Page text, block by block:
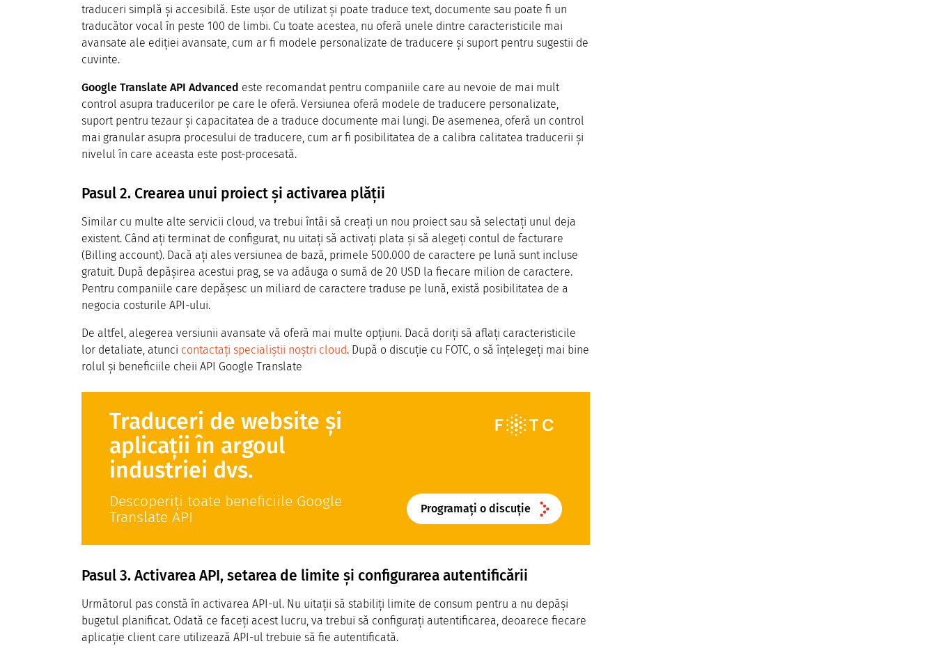
traduceri simplă și accesibilă. Este ușor de utilizat și poate traduce text, documente sau poate fi un
traducător vocal în peste 100 de limbi. Cu toate acestea, nu oferă unele dintre caracteristicile mai
avansate ale ediției avansate, cum ar fi modele personalizate de traducere și suport pentru sugestii de
cuvinte.
Google Translate API Advanced este recomandat pentru companiile care au nevoie de mai mult
control asupra traducerilor pe care le oferă. Versiunea oferă modele de traducere personalizate,
suport pentru tezaur și capacitatea de a traduce documente mai lungi. De asemenea, oferă un control
mai granular asupra procesului de traducere, cum ar fi posibilitatea de a calibra calitatea traducerii și
nivelul în care aceasta este post-procesată.
Pasul 2. Crearea unui proiect și activarea plății
Similar cu multe alte servicii cloud, va trebui întâi să creați un nou proiect sau să selectați unul deja
existent. Când ați terminat de configurat, nu uitați să activați plata și să alegeți contul de facturare
(Billing account). Dacă ați ales versiunea de bază, primele 500.000 de caractere pe lună sunt incluse
gratuit. După depășirea acestui prag, se va adăuga o sumă de 20 USD la fiecare milion de caractere.
Pentru companiile care depășesc un miliard de caractere traduse pe lună, există posibilitatea de a
negocia costurile API-ului.
De altfel, alegerea versiunii avansate vă oferă mai multe opțiuni. Dacă doriți să aflați caracteristicile
lor detaliate, atunci contactați specialiștii noștri cloud. După o discuție cu FOTC, o să înțelegeți mai bine
rolul și beneficiile cheii API Google Translate
Traduceri de website și
aplicații în argoul
industriei dvs.
Descoperiți toate beneficiile Google
Translate API
Programați o discuție
Pasul 3. Activarea API, setarea de limite și configurarea autentificării
Următorul pas constă în activarea API-ul. Nu uitații să stabiliți limite de consum pentru a nu depăși
bugetul planificat. Odată ce faceți acest lucru, va trebui să configurați autentificarea, deoarece fiecare
aplicație client care utilizează API-ul trebuie să fie autentificată.